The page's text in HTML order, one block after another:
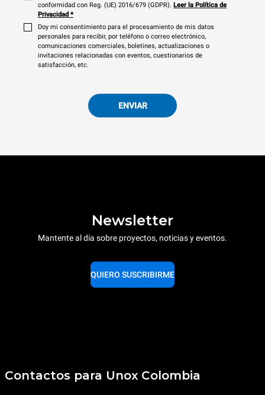
conformidad con Reg. (UE) 2016/679 (GDPR). Leer la Política de
Privacidad *
Doy mi consentimiento para el procesamiento de mis datos
personales para recibir, por teléfono o correo electrónico,
comunicaciones comerciales, boletines, actualizaciones o
invitaciones relacionadas con eventos, cuestionarios de
satisfacción, etc.
ENVIAR
Newsletter
Mantente al día sobre proyectos, noticias y eventos.
QUIERO SUSCRIBIRME
Contactos para Unox Colombia